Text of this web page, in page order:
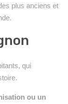
plus anciens et
qui
ou un